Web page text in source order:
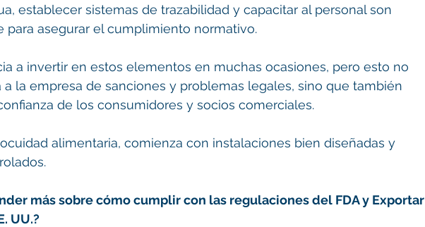
establecer sistemas de trazabilidad y capacitar al personal son
para asegurar el cumplimiento normativo.
a invertir en estos elementos en muchas ocasiones, pero esto no
la empresa de sanciones y problemas legales, sino que también
de los consumidores y socios comerciales.
alimentaria, comienza con instalaciones bien diseñadas y
más sobre cómo cumplir con las regulaciones del FDA y Exportar
UU.?